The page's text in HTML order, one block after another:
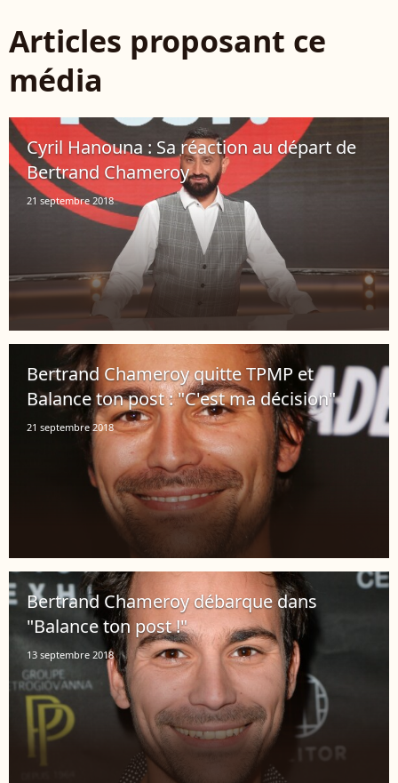
Articles proposant ce
média
Cyril Hanouna : Sa réaction au départ de
Bertrand Chameroy
21 septembre 2018
Bertrand Chameroy quitte TPMP et
Balance ton post : "C'est ma décision"
21 septembre 2018
Bertrand Chameroy débarque dans
"Balance ton post !"
13 septembre 2018